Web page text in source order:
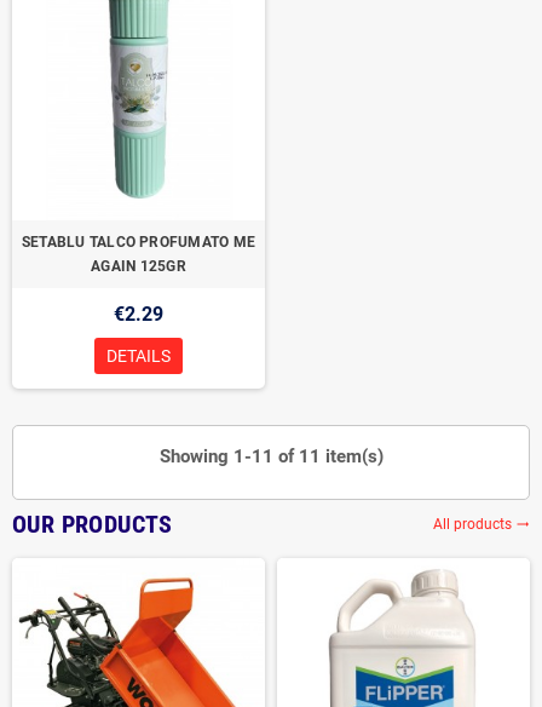
SETABLU TALCO PROFUMATO ME
AGAIN 125GR
€2.29
DETAILS
Showing 1-11 of 11 item(s)
OUR PRODUCTS All products trending_flat